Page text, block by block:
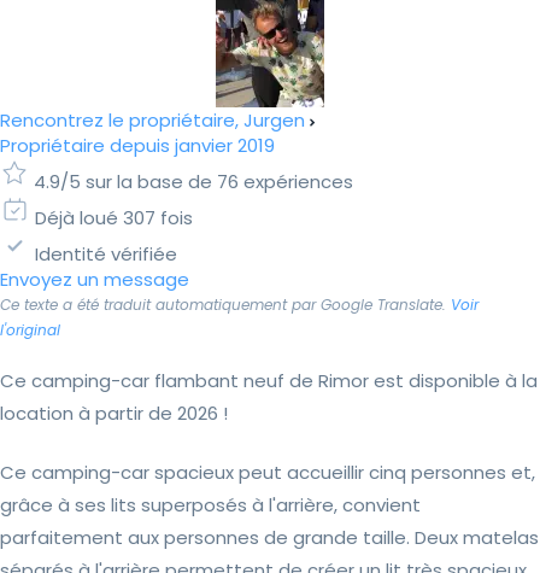
Rencontrez le propriétaire, Jurgen
Propriétaire depuis janvier 2019
4.9/5 sur la base de 76 expériences
Déjà loué 307 fois
Identité vérifiée
Envoyez un message
Ce texte a été traduit automatiquement par Google Translate. Voir
l'original
Ce camping-car flambant neuf de Rimor est disponible à la
location à partir de 2026 !
Ce camping-car spacieux peut accueillir cinq personnes et,
grâce à ses lits superposés à l'arrière, convient
parfaitement aux personnes de grande taille. Deux matelas